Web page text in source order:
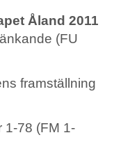
Åland 2011
(FU
framställning
1-78 (FM 1-